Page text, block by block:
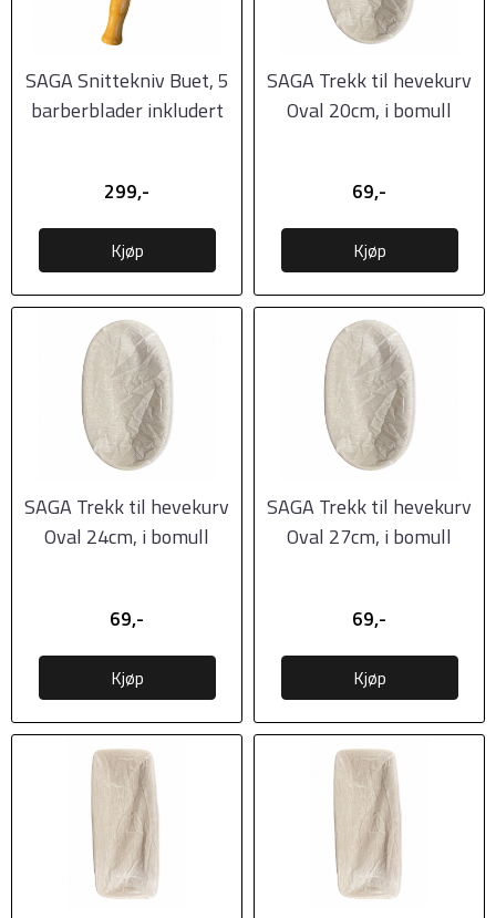
SAGA Snittekniv Buet, 5
barberblader inkludert
299,-
Kjøp
SAGA Trekk til hevekurv
Oval 20cm, i bomull
69,-
Kjøp
SAGA Trekk til hevekurv
Oval 24cm, i bomull
69,-
Kjøp
SAGA Trekk til hevekurv
Oval 27cm, i bomull
69,-
Kjøp